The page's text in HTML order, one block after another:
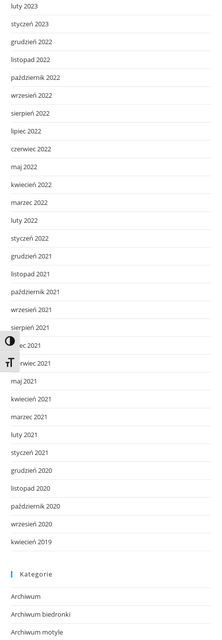
Toggle High Contrast
Toggle Font size
luty 2023
styczeń 2023
grudzień 2022
listopad 2022
październik 2022
wrzesień 2022
sierpień 2022
lipiec 2022
czerwiec 2022
maj 2022
kwiecień 2022
marzec 2022
luty 2022
styczeń 2022
grudzień 2021
listopad 2021
październik 2021
wrzesień 2021
sierpień 2021
lipiec 2021
czerwiec 2021
maj 2021
kwiecień 2021
marzec 2021
luty 2021
styczeń 2021
grudzień 2020
listopad 2020
październik 2020
wrzesień 2020
kwiecień 2019
Kategorie
Archiwum
Archiwum biedronki
Archiwum motyle